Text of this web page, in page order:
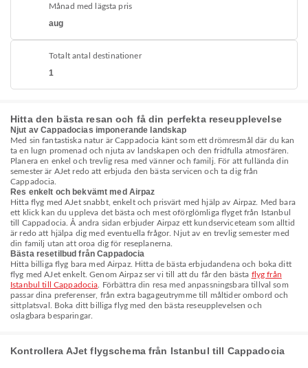
Månad med lägsta pris
aug
Totalt antal destinationer
1
Hitta den bästa resan och få din perfekta reseupplevelse
Njut av Cappadocias imponerande landskap
Med sin fantastiska natur är Cappadocia känt som ett drömresmål där du kan
ta en lugn promenad och njuta av landskapen och den fridfulla atmosfären.
Planera en enkel och trevlig resa med vänner och familj. För att fullända din
semester är AJet redo att erbjuda den bästa servicen och ta dig från
Cappadocia.
Res enkelt och bekvämt med Airpaz
Hitta flyg med AJet snabbt, enkelt och prisvärt med hjälp av Airpaz. Med bara
ett klick kan du uppleva det bästa och mest oförglömliga flyget från Istanbul
till Cappadocia. Å andra sidan erbjuder Airpaz ett kundserviceteam som alltid
är redo att hjälpa dig med eventuella frågor. Njut av en trevlig semester med
din familj utan att oroa dig för reseplanerna.
Bästa resetilbud från Cappadocia
Hitta billiga flyg bara med Airpaz. Hitta de bästa erbjudandena och boka ditt
flyg med AJet enkelt. Genom Airpaz ser vi till att du får den bästa flyg från
Istanbul till Cappadocia . Förbättra din resa med anpassningsbara tillval som
passar dina preferenser, från extra bagageutrymme till måltider ombord och
sittplatsval. Boka ditt billiga flyg med den bästa reseupplevelsen och
oslagbara besparingar.
Kontrollera AJet flygschema från Istanbul till Cappadocia